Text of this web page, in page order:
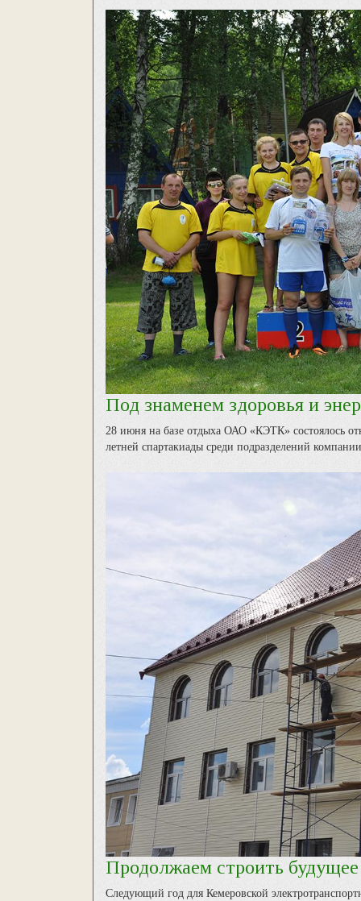
Под знаменем здоровья и
28 июня на базе отдыха ОАО «КЭТК» состоялось
летней спартакиады среди подразделений
Продолжаем строить будущее
Следующий год для Кемеровской